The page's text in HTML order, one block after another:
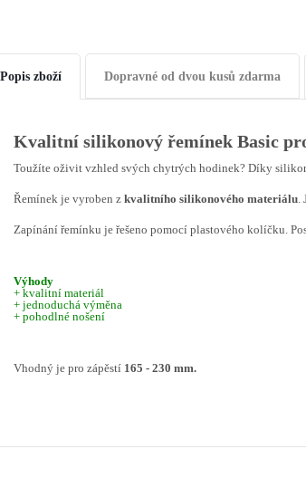
Popis zboží Dopravné od dvou kusů zdarma
Kvalitní silikonový řemínek Basic
Toužíte oživit vzhled svých chytrých hodinek? Díky
Řemínek je vyroben z kvalitního silikonového materiálu.
Zapínání řemínku je řešeno pomocí plastového kolíčku.
Výhody
+ kvalitní materiál
+ jednoduchá výměna
+ pohodlné nošení
Vhodný je pro zápěstí 165 - 230 mm.